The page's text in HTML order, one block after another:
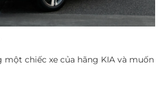
một chiếc xe của hãng KIA và muốn